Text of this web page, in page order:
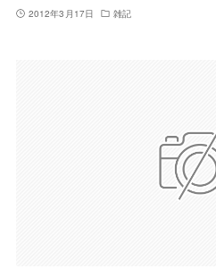
2012年3月17日 雑記